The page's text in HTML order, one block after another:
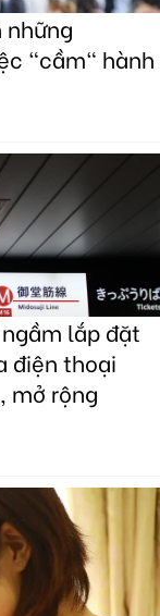
những
"cầm" hành
lắp đặt
điện thoại
mở rộng